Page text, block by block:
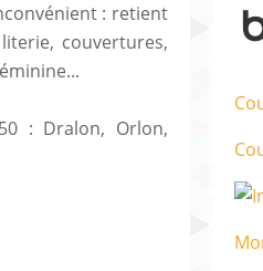
: retient
couvertures,
: Dralon, Orlon,